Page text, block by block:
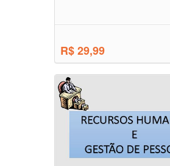
R$ 29,99